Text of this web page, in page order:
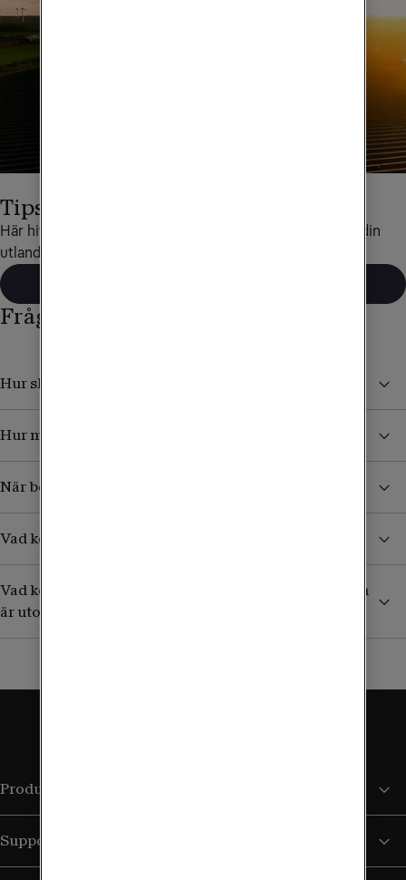
Tips för utlandsresor
Här hittar du det mesta som rör data och telefoni under din
utlandsresa.
Frågor och svar
Hur skyddar jag mig från höga kostnader i utlandet?
Hur mycket kan jag surfa utomlands?
När börjar jag betala för surf och samtal i utlandet?
Vad kostar det att ta emot sms/mms från Sverige?
Vad kostar det att ringa till en svensk mobil (+46) som
är utomlands?
Produkter och tjänster
Support